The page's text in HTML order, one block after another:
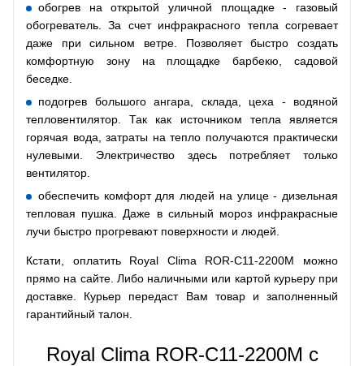
обогрев на открытой уличной площадке - газовый
обогреватель. За счет инфракрасного тепла согревает
даже при сильном ветре. Позволяет быстро создать
комфортную зону на площадке барбекю, садовой
беседке.
подогрев большого ангара, склада, цеха - водяной
тепловентилятор. Так как источником тепла является
горячая вода, затраты на тепло получаются практически
нулевыми. Электричество здесь потребляет только
вентилятор.
обеспечить комфорт для людей на улице - дизельная
тепловая пушка. Даже в сильный мороз инфракрасные
лучи быстро прогревают поверхности и людей.
Кстати, оплатить Royal Clima ROR-C11-2200M можно
прямо на сайте. Либо наличными или картой курьеру при
доставке. Курьер передаст Вам товар и заполненный
гарантийный талон.
Royal Clima ROR-C11-2200M с